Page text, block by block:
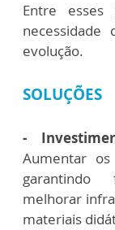
Entre esses
evolução.
SOLUÇÕES
-
Aumentar os
garantindo
melhorar
materiais